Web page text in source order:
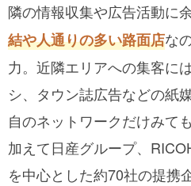
隣の情報収集や広告活動に
結や人通りの多い路面店な
力。近隣エリアへの集客に
シ、タウン誌広告などの紙
自のネットワークだけみて
加えて日産グループ、
を中心とした約70社の提携